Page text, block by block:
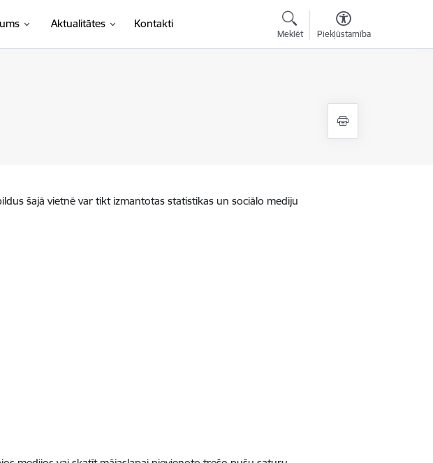
Aktualitātes Kontakti
Meklēt Piekļūstamība
šajā vietnē var tikt izmantotas statistikas un sociālo mediju